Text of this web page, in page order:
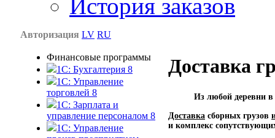
История заказов
Авторизация LV RU
Финансовые программы
1С: Бухгалтерия 8
1C: Управление
торговлей 8
1C: Зарплата и
управление персоналом 8
1C: Управление
Доставка
Из любой деревни
Доставка сборных грузов
и комплекс